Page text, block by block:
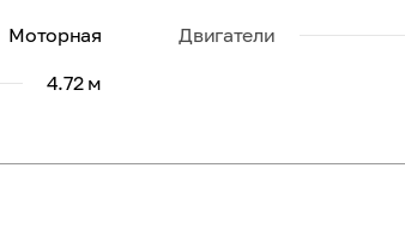
Моторная
4.72 м
Двигатели